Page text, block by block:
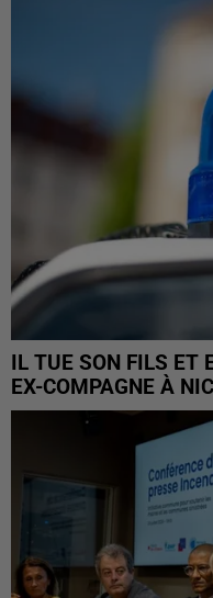
IL TUE SON FILS ET
EX-COMPAGNE À